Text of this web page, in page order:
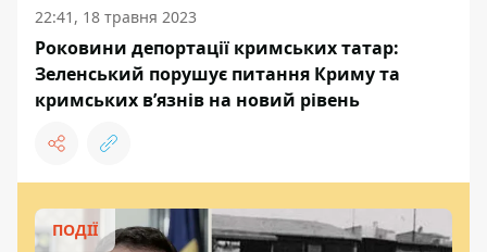
22:41, 18 травня 2023
Роковини депортації кримських татар:
Зеленський порушує питання Криму та
кримських в’язнів на новий рівень
ПОДІЇ